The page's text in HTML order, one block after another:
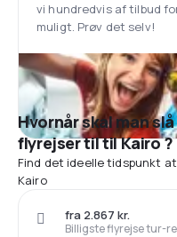
vi hundredvis af tilbud
muligt. Prøv det selv!
Hvornår skal man
flyrejser til til Kairo ?
Find det ideelle tidspunkt
Kairo
Billigste flyrejse tur-
fra 2.867 kr.